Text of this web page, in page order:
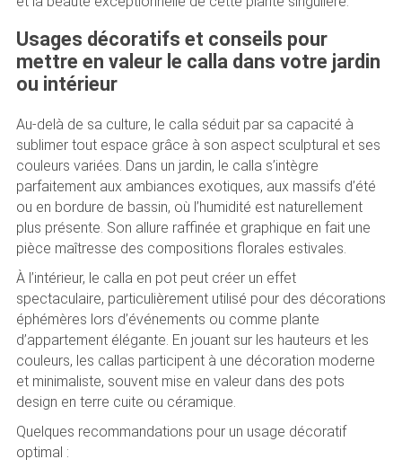
Usages décoratifs et conseils pour
mettre en valeur le calla dans votre jardin
ou intérieur
Au-delà de sa culture, le calla séduit par sa capacité à
sublimer tout espace grâce à son aspect sculptural et ses
couleurs variées. Dans un jardin, le calla s’intègre
parfaitement aux ambiances exotiques, aux massifs d’été
ou en bordure de bassin, où l’humidité est naturellement
plus présente. Son allure raffinée et graphique en fait une
pièce maîtresse des compositions florales estivales.
À l’intérieur, le calla en pot peut créer un effet
spectaculaire, particulièrement utilisé pour des décorations
éphémères lors d’événements ou comme plante
d’appartement élégante. En jouant sur les hauteurs et les
couleurs, les callas participent à une décoration moderne
et minimaliste, souvent mise en valeur dans des pots
design en terre cuite ou céramique.
Quelques recommandations pour un usage décoratif
optimal :